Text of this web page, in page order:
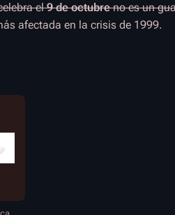
el9 de octubreno es un
afectada en la crisis de 1999.